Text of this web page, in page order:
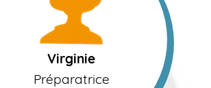
Virginie
Préparatrice
Préparatrice